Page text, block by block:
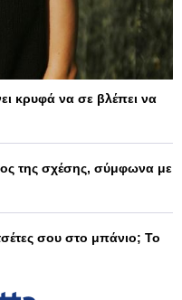
κρυφά να σε βλέπει να
της σχέσης, σύμφωνα με
σου στο μπάνιο; Το